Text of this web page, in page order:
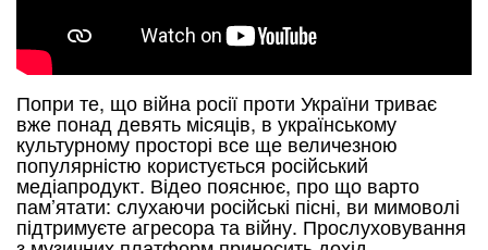
Попри те, що війна росії проти України триває
вже понад девять місяців, в українському
культурному просторі все ще величезною
популярністю користується російський
медіапродукт. Відео пояснює, про що варто
пам’ятати: слухаючи російські пісні, ви мимоволі
підтримуєте агресора та війну. Прослуховування